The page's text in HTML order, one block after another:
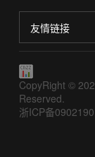
友情链接
CopyRight ©
Reserved.
浙ICP备